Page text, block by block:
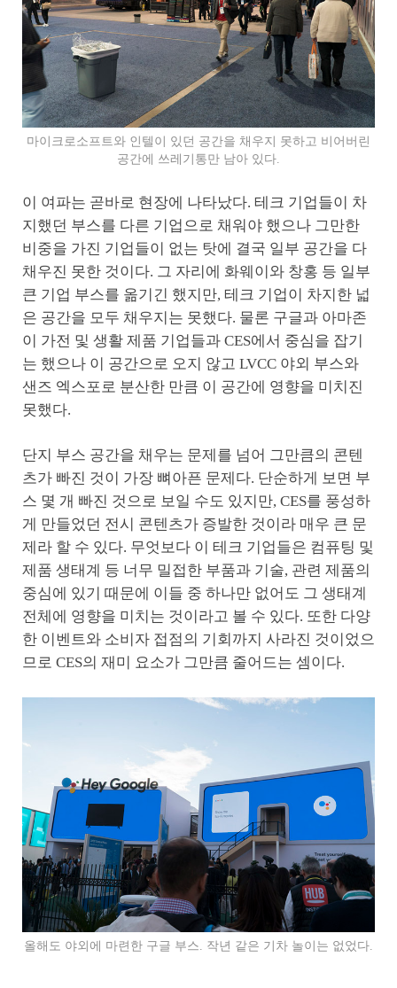
마이크로소프트와 인텔이 있던 공간을 채우지 못하고 비어버린
공간에 쓰레기통만 남아 있다.
이 여파는 곧바로 현장에 나타났다. 테크 기업들이 차
지했던 부스를 다른 기업으로 채워야 했으나 그만한
비중을 가진 기업들이 없는 탓에 결국 일부 공간을 다
채우진 못한 것이다. 그 자리에 화웨이와 창홍 등 일부
큰 기업 부스를 옮기긴 했지만, 테크 기업이 차지한 넓
은 공간을 모두 채우지는 못했다. 물론 구글과 아마존
이 가전 및 생활 제품 기업들과 CES에서 중심을 잡기
는 했으나 이 공간으로 오지 않고 LVCC 야외 부스와
샌즈 엑스포로 분산한 만큼 이 공간에 영향을 미치진
못했다.
단지 부스 공간을 채우는 문제를 넘어 그만큼의 콘텐
츠가 빠진 것이 가장 뼈아픈 문제다. 단순하게 보면 부
스 몇 개 빠진 것으로 보일 수도 있지만, CES를 풍성하
게 만들었던 전시 콘텐츠가 증발한 것이라 매우 큰 문
제라 할 수 있다. 무엇보다 이 테크 기업들은 컴퓨팅 및
제품 생태계 등 너무 밀접한 부품과 기술, 관련 제품의
중심에 있기 때문에 이들 중 하나만 없어도 그 생태계
전체에 영향을 미치는 것이라고 볼 수 있다. 또한 다양
한 이벤트와 소비자 접점의 기회까지 사라진 것이었으
므로 CES의 재미 요소가 그만큼 줄어드는 셈이다.
올해도 야외에 마련한 구글 부스. 작년 같은 기차 놀이는 없었다.